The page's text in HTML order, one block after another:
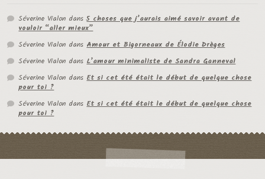
Séverine Vialon dans5 choses que j’aurais aimé savoir avant de
vouloir “aller mieux”
Séverine Vialon dansAmour et Bigorneaux de Élodie Drèges
Séverine Vialon dansL’amour minimaliste de Sandra Ganneval
Séverine Vialon dansEt si cet été était le début de quelque chose
pour toi ?
Séverine Vialon dansEt si cet été était le début de quelque chose
pour toi ?